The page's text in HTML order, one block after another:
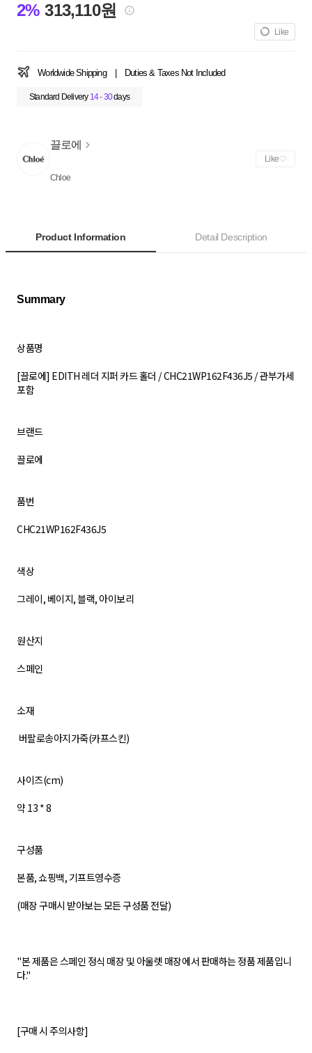
2% 313,110원
Like
Worldwide Shipping Duties & Taxes Not Included
Standard Delivery 14 - 30days
끌로에
Chloe
Like
Product Information Detail Description
Summary
상품명
[끌로에] EDITH 레더 지퍼 카드 홀더 / CHC21WP162F436J5 / 관부가세
포함
브랜드
끌로에
품번
CHC21WP162F436J5
색상
그레이, 베이지, 블랙, 아이보리
원산지
스페인
소재
버팔로송아지가죽(카프스킨)
사이즈(cm)
약 13 * 8
구성품
본품, 쇼핑백, 기프트영수증
(매장 구매시 받아보는 모든 구성품 전달)
"본 제품은 스페인 정식 매장 및 아울렛 매장에서 판매하는 정품 제품입니
다."
[구매 시 주의사항]